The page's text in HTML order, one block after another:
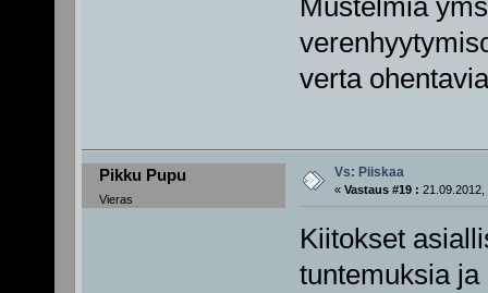
Mustelmia
verta
Pikku Pupu
Vieras
Vs: Piiskaa
« Vastaus #19 : 21.09.2012,
Kiitokset
tuntemuksia